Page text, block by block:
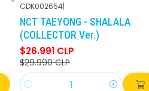
-10%DCTO
CDK002654|
NCT TAEYONG - SHALALA
(COLLECTOR Ver.)
$26.991 CLP
$29.990 CLP